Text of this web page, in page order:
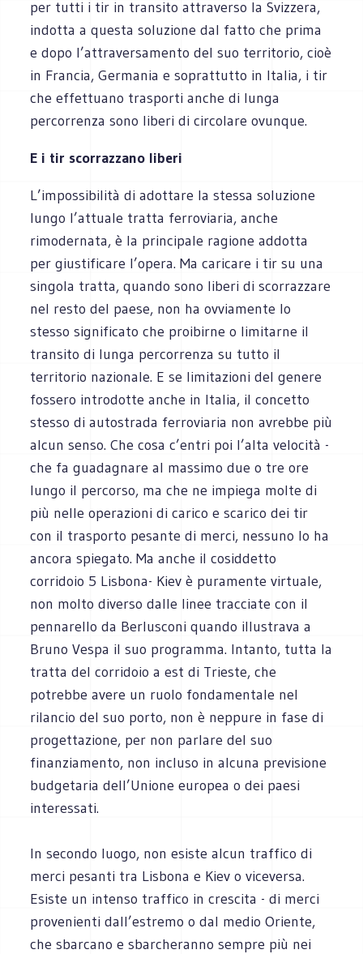
per tutti i tir in transito attraverso la Svizzera,
indotta a questa soluzione dal fatto che prima
e dopo l’attraversamento del suo territorio, cioè
in Francia, Germania e soprattutto in Italia, i tir
che effettuano trasporti anche di lunga
percorrenza sono liberi di circolare ovunque.
E i tir scorrazzano liberi
L’impossibilità di adottare la stessa soluzione
lungo l’attuale tratta ferroviaria, anche
rimodernata, è la principale ragione addotta
per giustificare l’opera. Ma caricare i tir su una
singola tratta, quando sono liberi di scorrazzare
nel resto del paese, non ha ovviamente lo
stesso significato che proibirne o limitarne il
transito di lunga percorrenza su tutto il
territorio nazionale. E se limitazioni del genere
fossero introdotte anche in Italia, il concetto
stesso di autostrada ferroviaria non avrebbe più
alcun senso. Che cosa c’entri poi l’alta velocità -
che fa guadagnare al massimo due o tre ore
lungo il percorso, ma che ne impiega molte di
più nelle operazioni di carico e scarico dei tir
con il trasporto pesante di merci, nessuno lo ha
ancora spiegato. Ma anche il cosiddetto
corridoio 5 Lisbona- Kiev è puramente virtuale,
non molto diverso dalle linee tracciate con il
pennarello da Berlusconi quando illustrava a
Bruno Vespa il suo programma. Intanto, tutta la
tratta del corridoio a est di Trieste, che
potrebbe avere un ruolo fondamentale nel
rilancio del suo porto, non è neppure in fase di
progettazione, per non parlare del suo
finanziamento, non incluso in alcuna previsione
budgetaria dell’Unione europea o dei paesi
interessati.
In secondo luogo, non esiste alcun traffico di
merci pesanti tra Lisbona e Kiev o viceversa.
Esiste un intenso traffico in crescita - di merci
provenienti dall’estremo o dal medio Oriente,
che sbarcano e sbarcheranno sempre più nei